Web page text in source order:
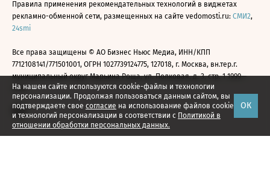
На нашем сайте используются cookie-файлы и технологии
персонализации. Продолжая пользоваться данным сайтом, вы
подтверждаете свое согласие на использование файлов cookie
и технологий персонализации в соответствии с Политикой в
отношении обработки персональных данных.
ОК
Правила применения рекомендательных технологий в виджетах
рекламно-обменной сети, размещенных на сайте vedomosti.ru: СМИ2,
24smi
Все права защищены © АО Бизнес Ньюс Медиа, ИНН/КПП
7712108141/771501001, ОГРН 1027739124775, 127018, г. Москва, вн.тер.г.
муниципальный округ Марьина Роща, ул. Полковая, д. 3, стр. 1 1999—
2026